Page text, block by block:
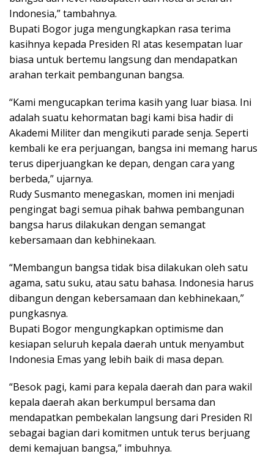
Indonesia,” tambahnya.
Bupati Bogor juga mengungkapkan rasa terima
kasihnya kepada Presiden RI atas kesempatan luar
biasa untuk bertemu langsung dan mendapatkan
arahan terkait pembangunan bangsa.
“Kami mengucapkan terima kasih yang luar biasa. Ini
adalah suatu kehormatan bagi kami bisa hadir di
Akademi Militer dan mengikuti parade senja. Seperti
kembali ke era perjuangan, bangsa ini memang harus
terus diperjuangkan ke depan, dengan cara yang
berbeda,” ujarnya.
Rudy Susmanto menegaskan, momen ini menjadi
pengingat bagi semua pihak bahwa pembangunan
bangsa harus dilakukan dengan semangat
kebersamaan dan kebhinekaan.
“Membangun bangsa tidak bisa dilakukan oleh satu
agama, satu suku, atau satu bahasa. Indonesia harus
dibangun dengan kebersamaan dan kebhinekaan,”
pungkasnya.
Bupati Bogor mengungkapkan optimisme dan
kesiapan seluruh kepala daerah untuk menyambut
Indonesia Emas yang lebih baik di masa depan.
“Besok pagi, kami para kepala daerah dan para wakil
kepala daerah akan berkumpul bersama dan
mendapatkan pembekalan langsung dari Presiden RI
sebagai bagian dari komitmen untuk terus berjuang
demi kemajuan bangsa,” imbuhnya.